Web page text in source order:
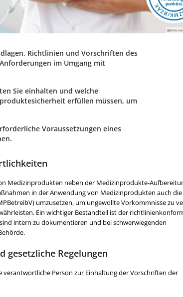
Richtlinien und Vorschriften des
im Umgang mit
Sie einhalten und welche
erfüllen müssen, um
Voraussetzungen eines
Medizinprodukten neben der Medizinprodukte-
in der Anwendung von Medizinprodukten auch die
umzusetzen, um ungewollte Vorkommnisse zu
Ein wichtiger Bestandteil ist der
intern zu dokumentieren und bei schwerwiegenden
gesetzliche Regelungen
Person zur Einhaltung der Vorschriften der